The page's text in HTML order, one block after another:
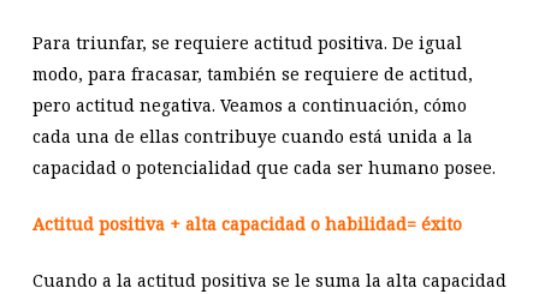
Para triunfar, se requiere actitud positiva. De igual
modo, para fracasar, también se requiere de actitud,
pero actitud negativa. Veamos a continuación, cómo
cada una de ellas contribuye cuando está unida a la
capacidad o potencialidad que cada ser humano posee.
Actitud positiva + alta capacidad o habilidad= éxito
Cuando a la actitud positiva se le suma la alta capacidad